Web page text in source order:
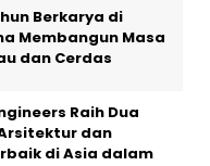
Berkarya di
Membangun Masa
dan Cerdas
Raih Dua
dan
di Asia dalam